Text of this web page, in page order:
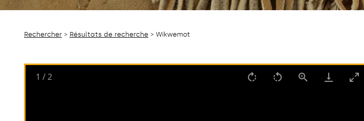
Rechercher > Résultats de recherche > Wikwemot
1 /2